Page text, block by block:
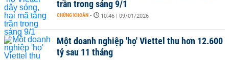
trần trong sáng 9/1
CHỨNG KHOÁN - 10:46 | 09/01/2026
Một doanh nghiệp 'họ' Viettel thu hơn 12.600
tỷ sau 11 tháng